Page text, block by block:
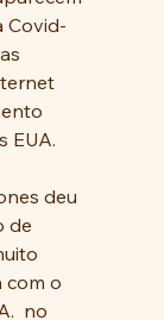
Covid-
EUA.
de
com o
no